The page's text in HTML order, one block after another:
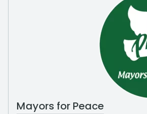
Mayors for Peace